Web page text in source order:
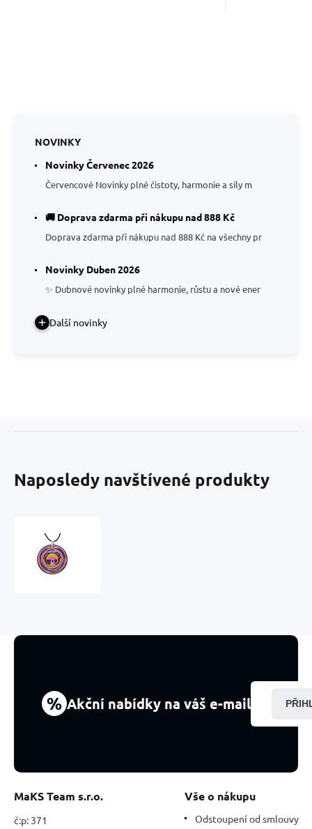
NOVINKY
Novinky Červenec 2026
Červencové Novinky plné čistoty, harmonie a síly m
🚚 Doprava zdarma při nákupu nad 888 Kč
Doprava zdarma při nákupu nad 888 Kč na všechny pr
Novinky Duben 2026
✨ Dubnové novinky plné harmonie, růstu a nové ener
Další novinky
Naposledy navštívené produkty
x
auru
% Akční nabídky na váš e-mail
MaKS Team s.r.o.
č:p: 371
Vše o nákupu
Odstoupení od smlouvy